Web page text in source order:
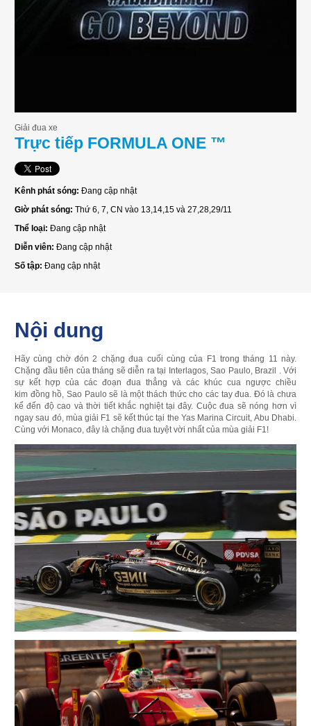
Giải đua xe
Trực tiếp FORMULA ONE ™
Kênh phát sóng: Đang cập nhật
Giờ phát sóng: Thứ 6, 7, CN vào 13,14,15 và 27,28,29/11
Thể loại: Đang cập nhật
Diễn viên: Đang cập nhật
Số tập: Đang cập nhật
Nội dung
Hãy cùng chờ đón 2 chặng đua cuối cùng của F1 trong tháng 11 này.
Chặng đầu tiên của tháng sẽ diễn ra tại Interlagos, Sao Paulo, Brazil . Với
sự kết hợp của các đoạn đua thẳng và các khúc cua ngược chiều
kim đồng hồ, Sao Paulo sẽ là một thách thức cho các tay đua. Đó là chưa
kể đến độ cao và thời tiết khắc nghiệt tại đây. Cuộc đua sẽ nóng hơn vì
ngay sau đó, mùa giải F1 sẽ kết thúc tại the Yas Marina Circuit, Abu Dhabi.
Cùng với Monaco, đây là chặng đua tuyệt vời nhất của mùa giải F1!